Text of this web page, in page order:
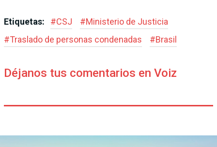
Etiquetas: #CSJ #Ministerio de Justicia
#Traslado de personas condenadas #Brasil
Déjanos tus comentarios en Voiz